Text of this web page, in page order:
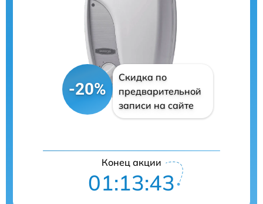
-20%
Скидка по
предварительной
записи на сайте
Конец акции
01:13:42